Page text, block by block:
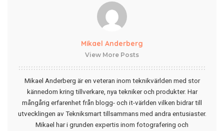
Mikael Anderberg
View More Posts
Mikael Anderberg är en veteran inom teknikvärlden med stor
kännedom kring tillverkare, nya tekniker och produkter. Har
mångårig erfarenhet från blogg- och it-världen vilken bidrar till
utvecklingen av Tekniksmart tillsammans med andra entusiaster.
Mikael har i grunden expertis inom fotografering och